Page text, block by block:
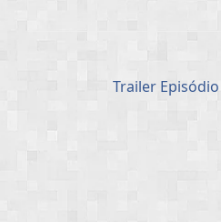
Trailer